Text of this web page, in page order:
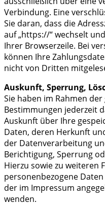
Verbindung. Eine
Sie daran, dass die
auf „https://“ wechselt
Ihrer Browserzeile. Bei
können Ihre
nicht von Dritten
Auskunft, Sperrung,
Sie haben im Rahmen
Bestimmungen jederzeit
Auskunft über Ihre
Daten, deren Herkunft
der Datenverarbeitung
Berichtigung, Sperrung
Hierzu sowie zu weiteren
personenbezogene
der im Impressum
wenden.